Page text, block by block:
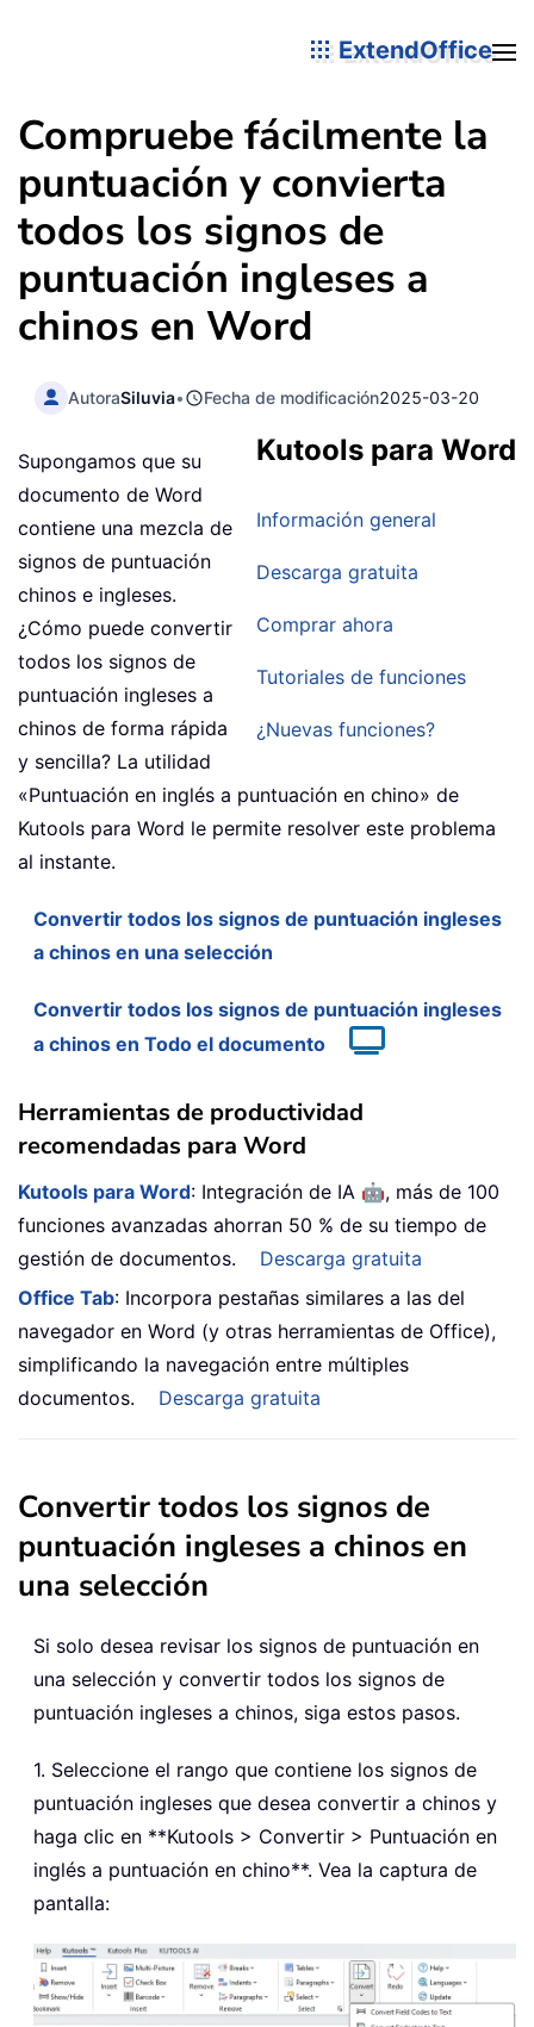
ExtendOffice
Compruebe fácilmente la
puntuación y convierta
todos los signos de
puntuación ingleses a
chinos en Word
AutoraSiluvia• Fecha de modificación2025-03-20
Kutools para Word
Información general
Descarga gratuita
Comprar ahora
Tutoriales de funciones
¿Nuevas funciones?
Supongamos que su
documento de Word
contiene una mezcla de
signos de puntuación
chinos e ingleses.
¿Cómo puede convertir
todos los signos de
puntuación ingleses a
chinos de forma rápida
y sencilla? La utilidad
«Puntuación en inglés a puntuación en chino» de
Kutools para Word le permite resolver este problema
al instante.
Convertir todos los signos de puntuación ingleses
a chinos en una selección
Convertir todos los signos de puntuación ingleses
a chinos en Todo el documento
Herramientas de productividad
recomendadas para Word
Kutools para Word: Integración de IA 🤖, más de 100
funciones avanzadas ahorran 50 % de su tiempo de
gestión de documentos.
Descarga gratuita
Office Tab: Incorpora pestañas similares a las del
navegador en Word (y otras herramientas de Office),
simplificando la navegación entre múltiples
documentos.
Descarga gratuita
Convertir todos los signos de
puntuación ingleses a chinos en
una selección
Si solo desea revisar los signos de puntuación en
una selección y convertir todos los signos de
puntuación ingleses a chinos, siga estos pasos.
1. Seleccione el rango que contiene los signos de
puntuación ingleses que desea convertir a chinos y
haga clic en **Kutools > Convertir > Puntuación en
inglés a puntuación en chino**. Vea la captura de
pantalla: